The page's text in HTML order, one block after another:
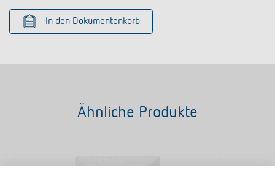
In den Dokumentenkorb
Ähnliche Produkte